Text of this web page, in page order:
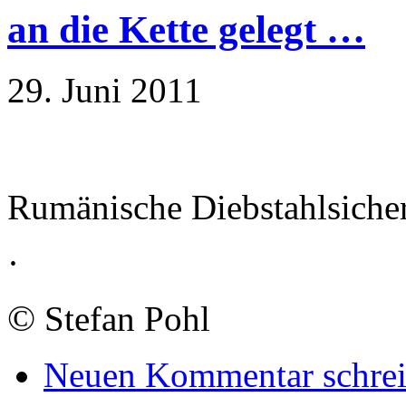
an die Kette gelegt …
29. Juni 2011
Rumänische
·
© Stefan Pohl
Neuen Kommentar